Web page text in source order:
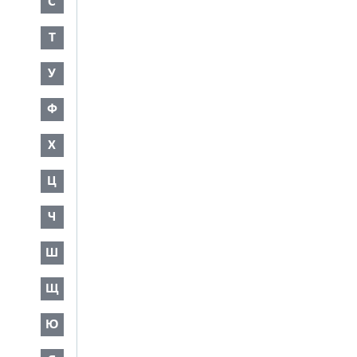
Т
У
Ф
Х
Ц
Ч
Ш
Щ
Ю